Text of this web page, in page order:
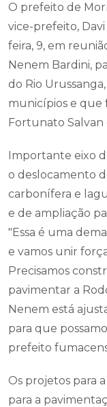
O prefeito de
vice-prefeito,
feira, 9, em
Nenem Bardini,
do Rio
municípios e que
Fortunato Salvan
Importante eixo
o deslocamento
carbonífera e
e de ampliação
"Essa é uma
e vamos unir
Precisamos
pavimentar a
Nenem está
para que
prefeito
Os projetos para
para a